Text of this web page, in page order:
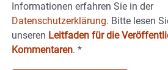
Informationen erfahren Sie in der
Datenschutzerklärung. Bitte lesen
unseren Leitfaden für die
Kommentaren. *